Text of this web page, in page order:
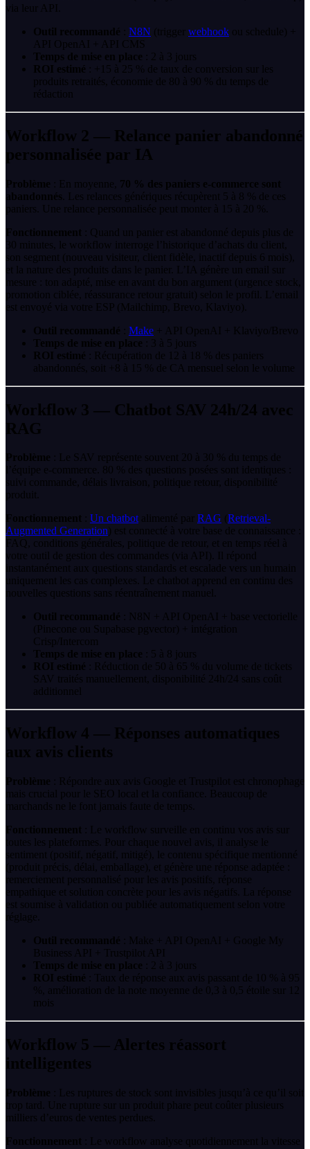
via leur API.
Outil recommandé
N8N (trigger webhook ou schedule) +
API OpenAI + API CMS
Temps de mise en place : 2 à 3 jours
ROI estimé : +15 à 25 % de taux de conversion sur les
produits retraités, économie de 80 à 90 % du temps de
rédaction
Workflow 2 — Relance panier abandonné
personnalisée par IA
Problème : En moyenne, 70 % des paniers e-commerce sont
abandonnés . Les relances génériques récupèrent 5 à 8 % de ces
paniers. Une relance personnalisée peut monter à 15 à 20 %.
Fonctionnement : Quand un panier est abandonné depuis plus de
30 minutes, le workflow interroge l’historique d’achats du client,
son segment (nouveau visiteur, client fidèle, inactif depuis 6 mois),
et la nature des produits dans le panier. L’IA génère un email sur
mesure : ton adapté, mise en avant du bon argument (urgence stock,
promotion ciblée, réassurance retour gratuit) selon le profil. L’email
est envoyé via votre ESP (Mailchimp, Brevo, Klaviyo).
Outil recommandé
Make + API OpenAI + Klaviyo/Brevo
Temps de mise en place : 3 à 5 jours
ROI estimé : Récupération de 12 à 18 % des paniers
abandonnés, soit +8 à 15 % de CA mensuel selon le volume
Workflow 3 — Chatbot SAV 24h/24 avec
RAG
Problème : Le SAV représente souvent 20 à 30 % du temps de
l’équipe e-commerce. 80 % des questions posées sont identiques :
suivi commande, délais livraison, politique retour, disponibilité
produit.
Fonctionnement
Un chatbotalimenté par RAG (Retrieval-
Augmented Generation) est connecté à votre base de connaissance :
FAQ, conditions générales, politique de retour, et en temps réel à
votre outil de gestion des commandes (via API). Il répond
instantanément aux questions standards et escalade vers un humain
uniquement les cas complexes. Le chatbot apprend en continu des
nouvelles questions sans réentraînement manuel.
Outil recommandé : N8N + API OpenAI + base vectorielle
(Pinecone ou Supabase pgvector) + intégration
Crisp/Intercom
Temps de mise en place : 5 à 8 jours
ROI estimé : Réduction de 50 à 65 % du volume de tickets
SAV traités manuellement, disponibilité 24h/24 sans coût
additionnel
Workflow 4 — Réponses automatiques
aux avis clients
Problème : Répondre aux avis Google et Trustpilot est chronophage
mais crucial pour le SEO local et la confiance. Beaucoup de
marchands ne le font jamais faute de temps.
Fonctionnement : Le workflow surveille en continu vos avis sur
toutes les plateformes. Pour chaque nouvel avis, il analyse le
sentiment (positif, négatif, mitigé), le contenu spécifique mentionné
(produit précis, délai, emballage), et génère une réponse adaptée :
remerciement personnalisé pour les avis positifs, réponse
empathique et solution concrète pour les avis négatifs. La réponse
est soumise à validation ou publiée automatiquement selon votre
réglage.
Outil recommandé : Make + API OpenAI + Google My
Business API + Trustpilot API
Temps de mise en place : 2 à 3 jours
ROI estimé : Taux de réponse aux avis passant de 10 % à 95
%, amélioration de la note moyenne de 0,3 à 0,5 étoile sur 12
mois
Workflow 5 — Alertes réassort
intelligentes
Problème : Les ruptures de stock sont invisibles jusqu’à ce qu’il soit
trop tard. Une rupture sur un produit phare peut coûter plusieurs
milliers d’euros de ventes perdues.
Fonctionnement : Le workflow analyse quotidiennement la vitesse